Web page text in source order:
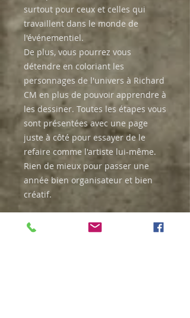
surtout pour ceux et celles qui
travaillent dans le monde de
l'événementiel.
De plus, vous pourrez vous
détendre en coloriant les
personnages de l'univers à Richard
CM en plus de pouvoir apprendre à
les dessiner. Toutes les étapes vous
sont présentées avec une page
juste à côté pour essayer de le
refaire comme l'artiste lui-même.
Rien de mieux pour passer une
année bien organisateur et bien
créatif.
156 pages